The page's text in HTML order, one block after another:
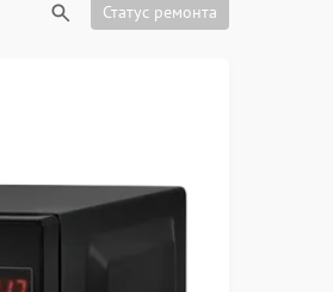
Статус ремонта